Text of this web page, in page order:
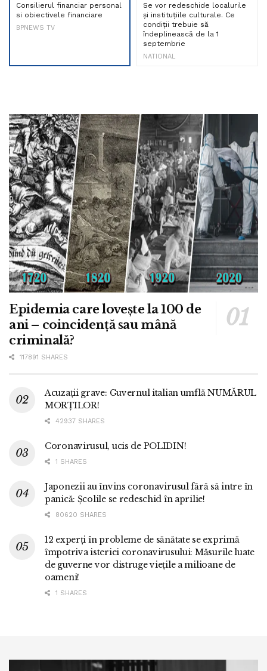
Consilierul financiar personal
si obiectivele financiare
BPNEWS TV
Se vor redeschide localurile
și instituțiile culturale. Ce
condiții trebuie să
îndeplinească de la 1
septembrie
NATIONAL
Epidemia care lovește la 100 de
ani – coincidență sau mână
criminală?
117891 SHARES
Acuzații grave: Guvernul italian umflă NUMĂRUL
MORȚILOR!
42937 SHARES
Coronavirusul, ucis de POLIDIN!
1 SHARES
Japonezii au învins coronavirusul fără să intre în
panică: Școlile se redeschid în aprilie!
80620 SHARES
12 experți în probleme de sănătate se exprimă
împotriva isteriei coronavirusului: Măsurile luate
de guverne vor distruge viețile a milioane de
oameni!
1 SHARES